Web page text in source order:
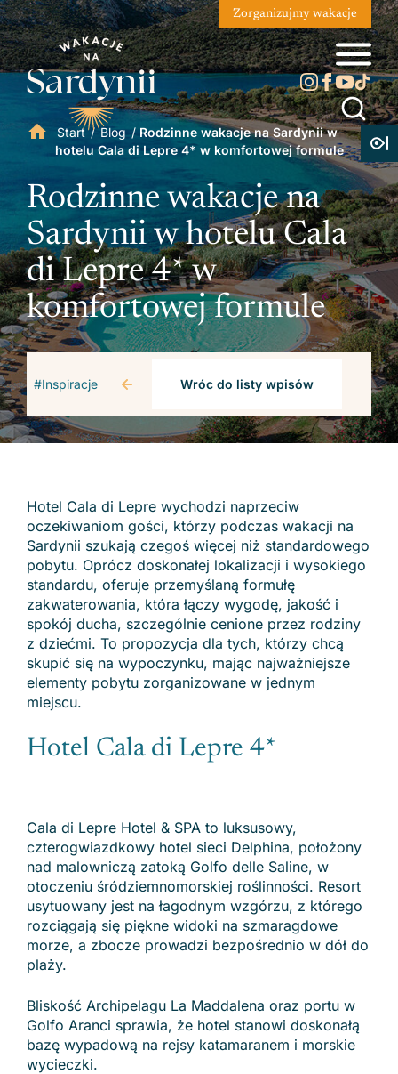
Zorganizujmy wakacje
Start/Blog/Rodzinne wakacje na Sardynii w
hotelu Cala di Lepre 4* w komfortowej formule
Rodzinne wakacje na
Sardynii w hotelu Cala
di Lepre 4* w
komfortowej formule
#Inspiracje Wróc do listy wpisów
Hotel Cala di Lepre wychodzi naprzeciw
oczekiwaniom gości, którzy podczas wakacji na
Sardynii szukają czegoś więcej niż standardowego
pobytu. Oprócz doskonałej lokalizacji i wysokiego
standardu, oferuje przemyślaną formułę
zakwaterowania, która łączy wygodę, jakość i
spokój ducha, szczególnie cenione przez rodziny
z dziećmi. To propozycja dla tych, którzy chcą
skupić się na wypoczynku, mając najważniejsze
elementy pobytu zorganizowane w jednym
miejscu.
Hotel Cala di Lepre 4*
Cala di Lepre Hotel & SPA to luksusowy,
czterogwiazdkowy hotel sieci Delphina, położony
nad malowniczą zatoką Golfo delle Saline, w
otoczeniu śródziemnomorskiej roślinności. Resort
usytuowany jest na łagodnym wzgórzu, z którego
rozciągają się piękne widoki na szmaragdowe
morze, a zbocze prowadzi bezpośrednio w dół do
plaży.
Bliskość Archipelagu La Maddalena oraz portu w
Golfo Aranci sprawia, że hotel stanowi doskonałą
bazę wypadową na rejsy katamaranem i morskie
wycieczki.